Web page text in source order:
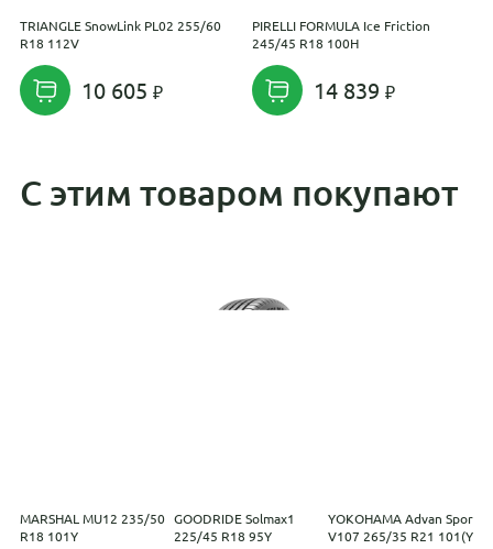
TRIANGLE SnowLink PL02 255/60
R18 112V
10 605
PIRELLI FORMULA Ice Friction
245/45 R18 100H
14 839
С этим товаром покупают
MARSHAL MU12 235/50
R18 101Y
GOODRIDE Solmax1
225/45 R18 95Y
YOKOHAMA Advan Sport
V107 265/35 R21 101(Y)